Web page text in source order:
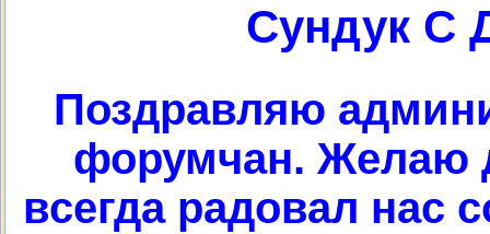
Сундук С
Поздравляю
форумчан. Желаю
всегда радовал нас